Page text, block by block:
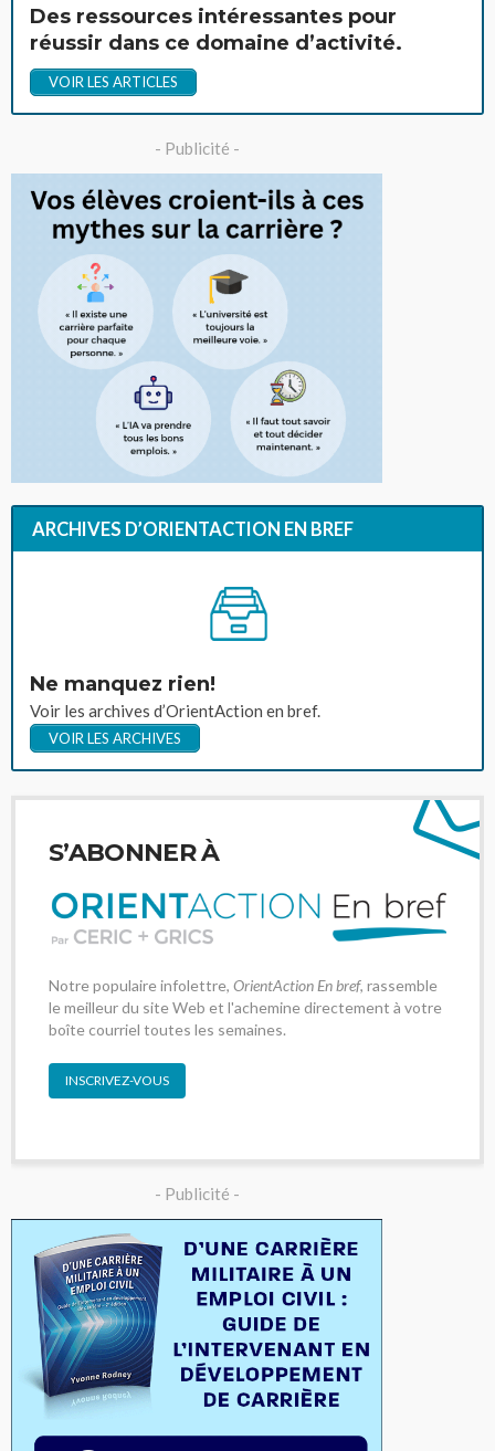
Des ressources intéressantes pour
réussir dans ce domaine d’activité.
VOIR LES ARTICLES
- Publicité -
ARCHIVES D’ORIENTACTION EN BREF
Ne manquez rien!
Voir les archives d’OrientAction en bref.
VOIR LES ARCHIVES
S’ABONNER À
Notre populaire infolettre, OrientAction En bref, rassemble
le meilleur du site Web et l'achemine directement à votre
boîte courriel toutes les semaines.
INSCRIVEZ-VOUS
- Publicité -